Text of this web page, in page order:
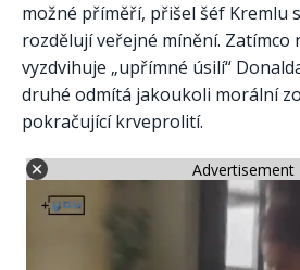
možné příměří, přišel šéf Kremlu
rozdělují veřejné mínění. Zatímco
vyzdvihuje „upřímné úsilí“
druhé odmítá jakoukoli morální
pokračující krveprolití.
Advertisement